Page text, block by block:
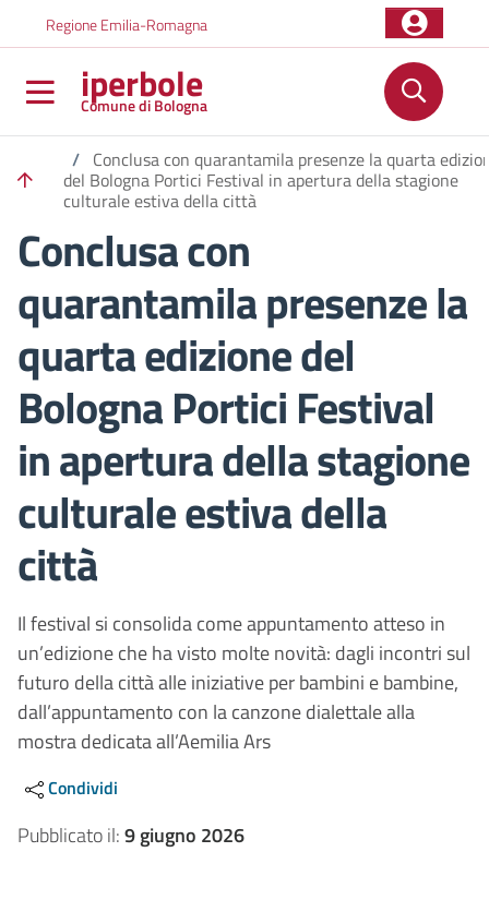
Regione Emilia-Romagna
iperbole
Comune di Bologna
/ Conclusa con quarantamila presenze la quarta
del Bologna Portici Festival in apertura della stagione
culturale estiva della città
Conclusa con
quarantamila presenze la
quarta edizione del
Bologna Portici Festival
in apertura della stagione
culturale estiva della
città
Il festival si consolida come appuntamento atteso in
un’edizione che ha visto molte novità: dagli incontri sul
futuro della città alle iniziative per bambini e bambine,
dall’appuntamento con la canzone dialettale alla
mostra dedicata all’Aemilia Ars
Condividi
Pubblicato il:9 giugno 2026